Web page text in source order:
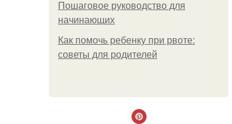
Пошаговое руководство для
начинающих
Как помочь ребенку при рвоте:
советы для родителей